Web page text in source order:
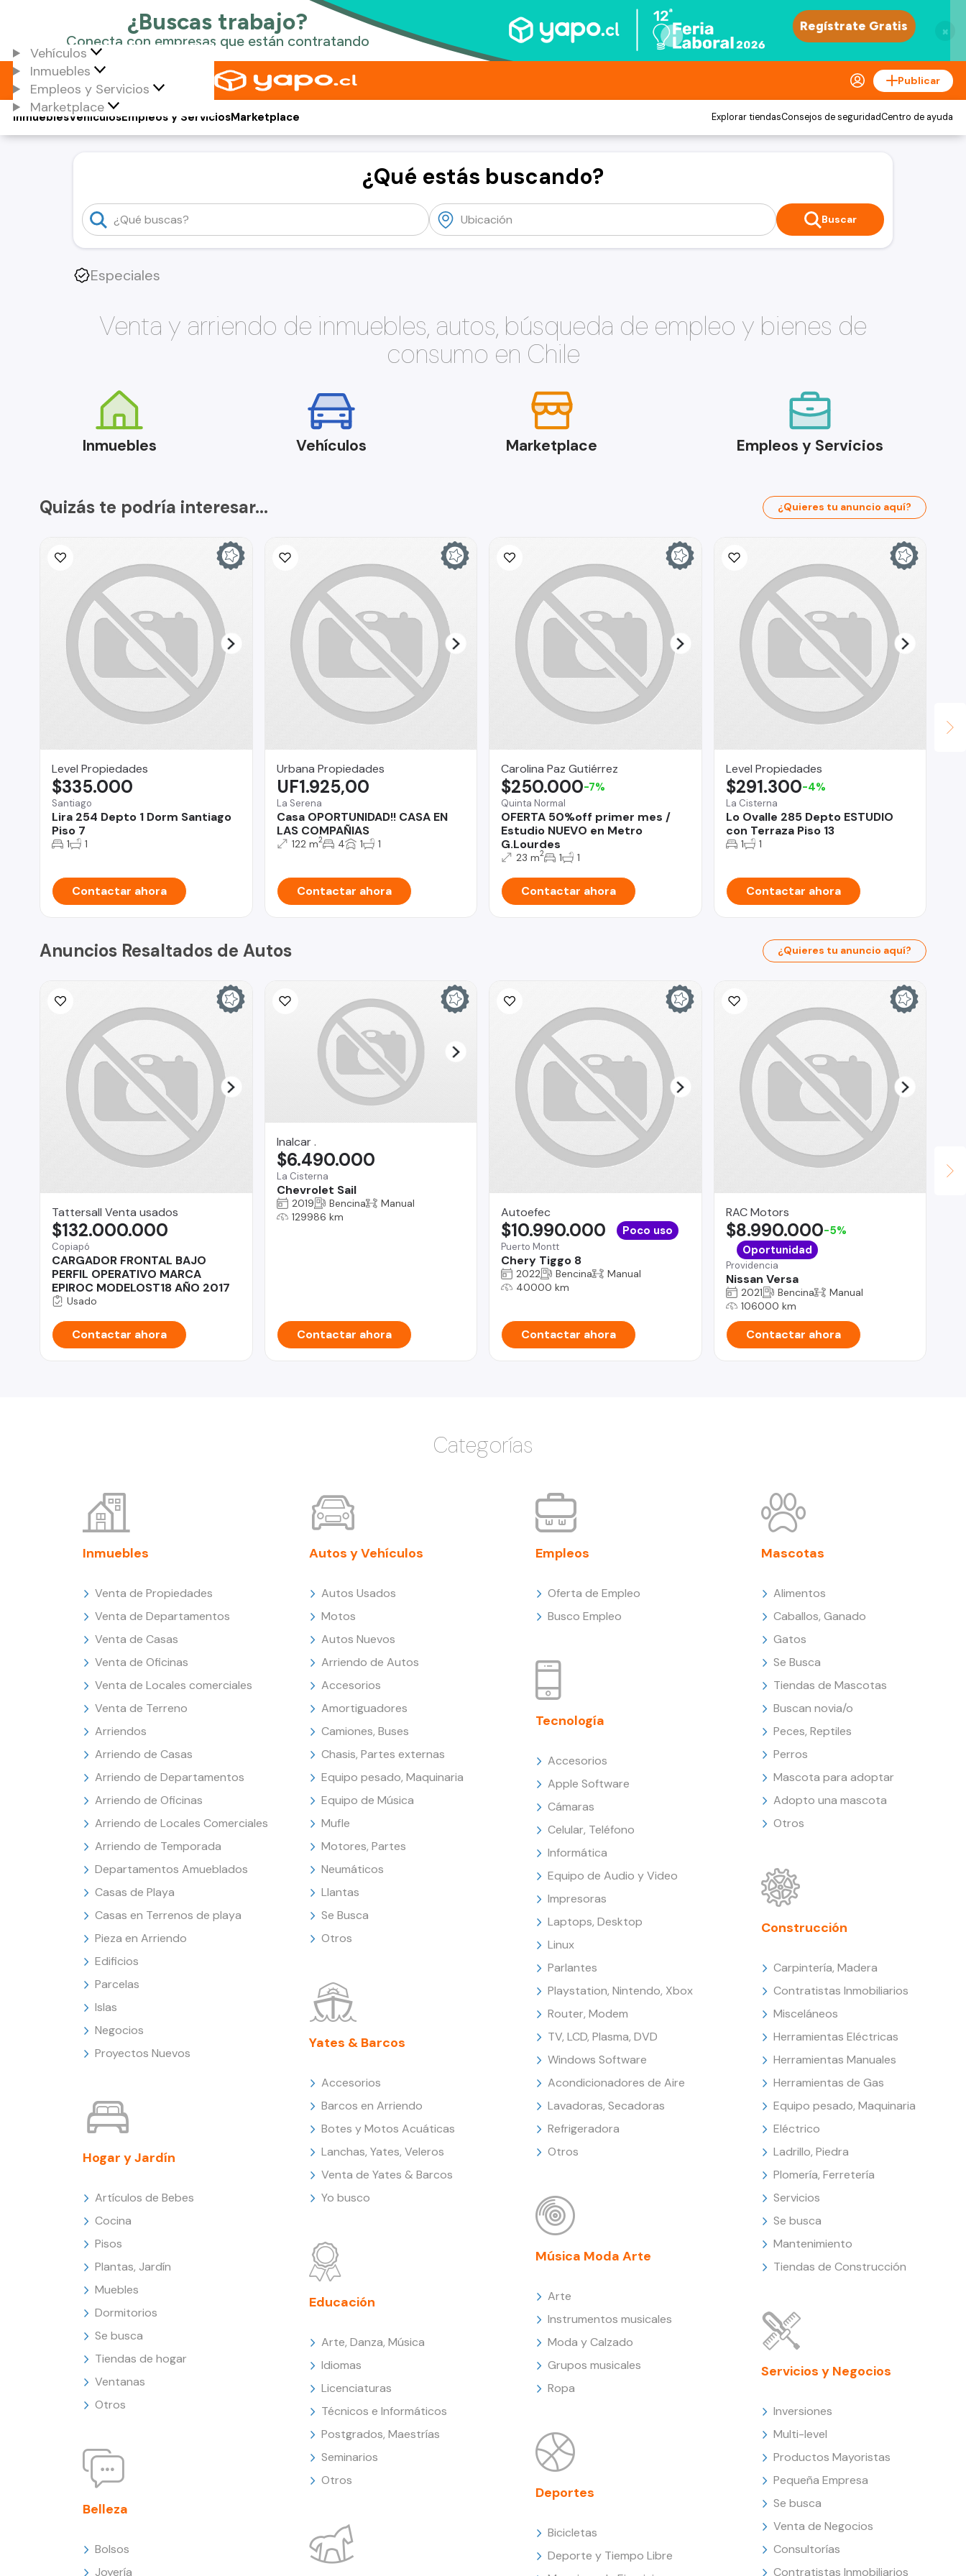
×
Vehículos
Inmuebles
Empleos y Servicios
Marketplace
Publicar
Vehículos
Inmuebles Empleos y ServiciosMarketplace Explorar tiendasConsejos de seguridadCentro de ayuda
¿Qué estás buscando?
Buscar
Especiales
Venta y arriendo de inmuebles, autos, búsqueda de empleo y bienes de
consumo en Chile
Inmuebles Vehículos Marketplace Empleos y Servicios
Quizás te podría interesar... ¿Quieres tu anuncio aquí?
Level Propiedades
Santiago
Lira 254 Depto 1 Dorm Santiago
Piso 7
$335.000
1 1
Contactar ahora
Urbana Propiedades
La Serena
Casa OPORTUNIDAD!! CASA EN
LAS COMPAÑIAS
UF1.925,00
122 m2 4 1 1
Contactar ahora
Carolina Paz Gutiérrez
Quinta Normal
OFERTA 50%off primer mes /
Estudio NUEVO en Metro
G.Lourdes
$250.000-7%
23 m2 1 1
Contactar ahora
Level Propiedades
La Cisterna
Lo Ovalle 285 Depto ESTUDIO
con Terraza Piso 13
$291.300-4%
1 1
Contactar ahora
Anuncios Resaltados de Autos ¿Quieres tu anuncio aquí?
Tattersall Venta usados
Copiapó
CARGADOR FRONTAL BAJO
PERFIL OPERATIVO MARCA
EPIROC MODELOST18 AÑO 2017
$132.000.000
Usado
Contactar ahora
Inalcar .
La Cisterna
Chevrolet Sail
$6.490.000
2019 Bencina
Manual
129986 km
Contactar ahora
Autoefec
Puerto Montt
Chery Tiggo 8
$10.990.000 Poco uso
2022 Bencina
Manual
40000 km
Contactar ahora
RAC Motors
Providencia
Nissan Versa
$8.990.000-5%
Oportunidad
2021 Bencina
Manual
106000 km
Contactar ahora
La
Categorías
Inmuebles
Venta de Propiedades
Venta de Departamentos
Venta de Casas
Venta de Oficinas
Venta de Locales comerciales
Venta de Terreno
Arriendos
Arriendo de Casas
Arriendo de Departamentos
Arriendo de Oficinas
Arriendo de Locales Comerciales
Arriendo de Temporada
Departamentos Amueblados
Casas de Playa
Casas en Terrenos de playa
Pieza en Arriendo
Edificios
Parcelas
Islas
Negocios
Proyectos Nuevos
Hogar y Jardín
Artículos de Bebes
Cocina
Pisos
Plantas, Jardín
Muebles
Dormitorios
Se busca
Tiendas de hogar
Ventanas
Otros
Belleza
Bolsos
Joyería
Autos y Vehículos
Autos Usados
Motos
Autos Nuevos
Arriendo de Autos
Accesorios
Amortiguadores
Camiones, Buses
Chasis, Partes externas
Equipo pesado, Maquinaria
Equipo de Música
Mufle
Motores, Partes
Neumáticos
Llantas
Se Busca
Otros
Yates & Barcos
Accesorios
Barcos en Arriendo
Botes y Motos Acuáticas
Lanchas, Yates, Veleros
Venta de Yates & Barcos
Yo busco
Educación
Arte, Danza, Música
Idiomas
Licenciaturas
Técnicos e Informáticos
Postgrados, Maestrías
Seminarios
Otros
Empleos
Oferta de Empleo
Busco Empleo
Tecnología
Accesorios
Apple Software
Cámaras
Celular, Teléfono
Informática
Equipo de Audio y Video
Impresoras
Laptops, Desktop
Linux
Parlantes
Playstation, Nintendo, Xbox
Router, Modem
TV, LCD, Plasma, DVD
Windows Software
Acondicionadores de Aire
Lavadoras, Secadoras
Refrigeradora
Otros
Música Moda Arte
Arte
Instrumentos musicales
Moda y Calzado
Grupos musicales
Ropa
Deportes
Bicicletas
Deporte y Tiempo Libre
Mascotas
Alimentos
Caballos, Ganado
Gatos
Se Busca
Tiendas de Mascotas
Buscan novia/o
Peces, Reptiles
Perros
Mascota para adoptar
Adopto una mascota
Otros
Construcción
Carpintería, Madera
Contratistas Inmobiliarios
Misceláneos
Herramientas Eléctricas
Herramientas Manuales
Herramientas de Gas
Equipo pesado, Maquinaria
Eléctrico
Ladrillo, Piedra
Plomería, Ferretería
Servicios
Se busca
Mantenimiento
Tiendas de Construcción
Servicios y Negocios
Inversiones
Multi-level
Productos Mayoristas
Pequeña Empresa
Se busca
Venta de Negocios
Consultorías
Contratistas Inmobiliarios